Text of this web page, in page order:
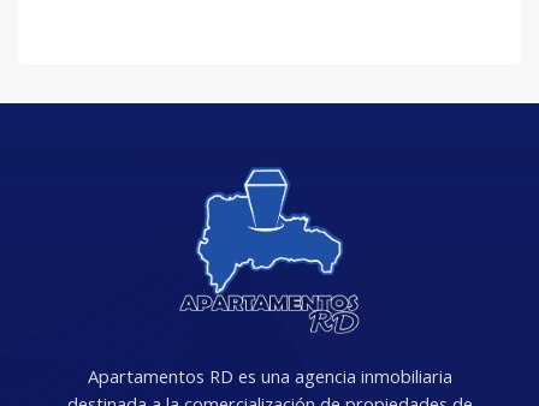
Apartamentos RD es una agencia inmobiliaria